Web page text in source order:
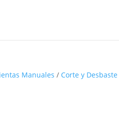
Manuales / Corte y Desbaste